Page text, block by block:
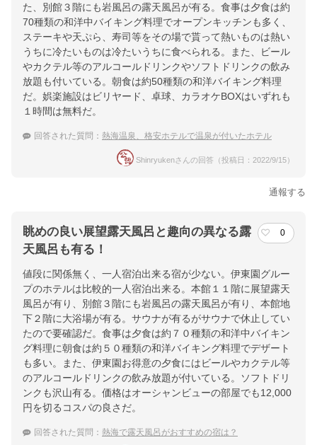
た、別館３階にも岩風呂の露天風呂が有る。食事は夕食は約
70種類の和洋中バイキング料理でオープンキッチンも多く、
ステーキや天ぷら、寿司等をその場で貰って熱いものは熱い
うちに冷たいものは冷たいうちに食べられる。また、ビール
やカクテル等のアルコールドリンクやソフトドリンクの飲み
放題も付いている。朝食は約50種類の和洋バイキング料理
だ。娯楽施設はビリヤード、卓球、カラオケBOXはいずれも
１時間は無料だ。
回答された質問： 熱海温泉、格安ホテルで温泉が付いたホテル
Shinryukenさんの回答（投稿日：2022/9/15）
通報する
眺めの良い展望露天風呂と趣向の異なる露
天風呂も有る！
0
値段に関係無く、一人宿泊出来る宿が少ない。伊東園グルー
プのホテルは比較的一人宿泊出来る。本館１１階に展望露天
風呂が有り、別館３階にも岩風呂の露天風呂が有り、本館地
下２階に大浴場が有る。サウナが有るがサウナで休止してい
たので要確認だ。食事は夕食は約７０種類の和洋中バイキン
グ料理に朝食は約５０種類の和洋バイキング料理でデザート
も多い。また、伊東園お得意の夕食にはビールやカクテル等
のアルコールドリンクの飲み放題が付いている。ソフトドリ
ンクも沢山有る。価格はオーシャンビューの部屋でも12,000
円を切るコスパの良さだ。
回答された質問： 熱海で露天風呂がおすすめの宿は？